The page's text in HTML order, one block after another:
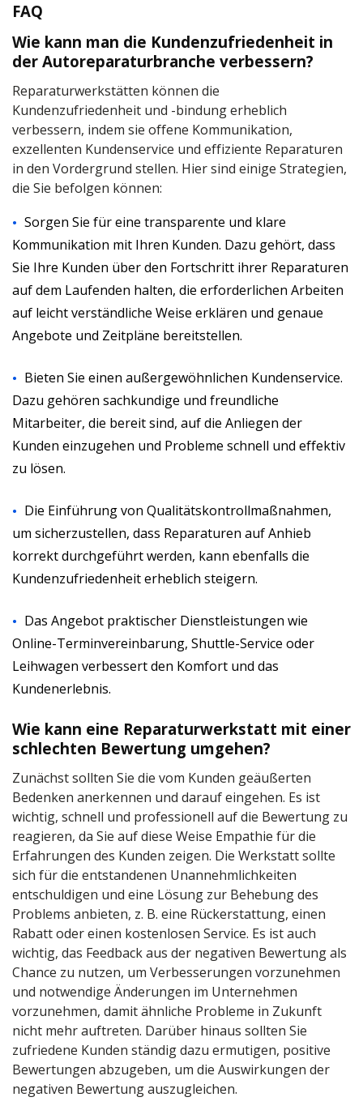
FAQ
Wie kann man die Kundenzufriedenheit in
der Autoreparaturbranche verbessern?
Reparaturwerkstätten können die
Kundenzufriedenheit und -bindung erheblich
verbessern, indem sie offene Kommunikation,
exzellenten Kundenservice und effiziente Reparaturen
in den Vordergrund stellen. Hier sind einige Strategien,
die Sie befolgen können:
Sorgen Sie für eine transparente und klare
Kommunikation mit Ihren Kunden. Dazu gehört, dass
Sie Ihre Kunden über den Fortschritt ihrer Reparaturen
auf dem Laufenden halten, die erforderlichen Arbeiten
auf leicht verständliche Weise erklären und genaue
Angebote und Zeitpläne bereitstellen.
Bieten Sie einen außergewöhnlichen Kundenservice.
Dazu gehören sachkundige und freundliche
Mitarbeiter, die bereit sind, auf die Anliegen der
Kunden einzugehen und Probleme schnell und effektiv
zu lösen.
Die Einführung von Qualitätskontrollmaßnahmen,
um sicherzustellen, dass Reparaturen auf Anhieb
korrekt durchgeführt werden, kann ebenfalls die
Kundenzufriedenheit erheblich steigern.
Das Angebot praktischer Dienstleistungen wie
Online-Terminvereinbarung, Shuttle-Service oder
Leihwagen verbessert den Komfort und das
Kundenerlebnis.
Wie kann eine Reparaturwerkstatt mit einer
schlechten Bewertung umgehen?
Zunächst sollten Sie die vom Kunden geäußerten
Bedenken anerkennen und darauf eingehen. Es ist
wichtig, schnell und professionell auf die Bewertung zu
reagieren, da Sie auf diese Weise Empathie für die
Erfahrungen des Kunden zeigen. Die Werkstatt sollte
sich für die entstandenen Unannehmlichkeiten
entschuldigen und eine Lösung zur Behebung des
Problems anbieten, z. B. eine Rückerstattung, einen
Rabatt oder einen kostenlosen Service. Es ist auch
wichtig, das Feedback aus der negativen Bewertung als
Chance zu nutzen, um Verbesserungen vorzunehmen
und notwendige Änderungen im Unternehmen
vorzunehmen, damit ähnliche Probleme in Zukunft
nicht mehr auftreten. Darüber hinaus sollten Sie
zufriedene Kunden ständig dazu ermutigen, positive
Bewertungen abzugeben, um die Auswirkungen der
negativen Bewertung auszugleichen.